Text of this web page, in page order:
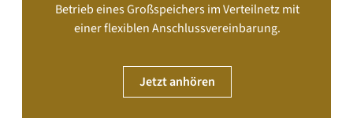
Betrieb eines Großspeichers im Verteilnetz mit
einer flexiblen Anschlussvereinbarung.
Jetzt anhören